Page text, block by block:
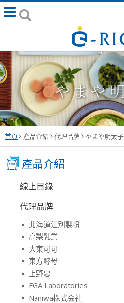
首頁 產品介紹 代理品牌 やまや明太子
線上目錄
代理品牌
北海道江別製粉
高梨乳業
大東可可
東方酵母
上野忠
FGA Laboratories
Naniwa株式会社